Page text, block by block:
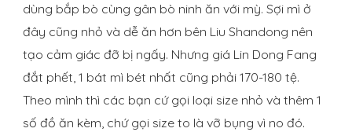
dùng bắp bò cùng gân bò ninh ăn với mỳ. Sợi mì ở
đây cũng nhỏ và dễ ăn hơn bên Liu Shandong nên
tạo cảm giác đỡ bị ngấy. Nhưng giá Lin Dong Fang
đắt phết, 1 bát mì bét nhất cũng phải 170-180 tệ.
Theo mình thì các bạn cứ gọi loại size nhỏ và thêm 1
số đồ ăn kèm, chứ gọi size to là vỡ bụng vì no đó.